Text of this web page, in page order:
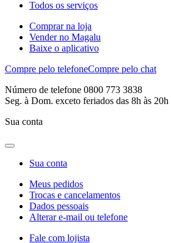
Todos os serviços
Comprar na loja
Vender no Magalu
Baixe o aplicativo
Compre pelo telefoneCompre pelo chat
Número de telefone 0800 773 3838
Seg. à Dom. exceto feriados das 8h às 20h
Sua conta
Sua conta
Meus pedidos
Trocas e cancelamentos
Dados pessoais
Alterar e-mail ou telefone
Fale com lojista